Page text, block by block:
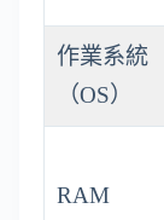
作業系統
（OS）
RAM